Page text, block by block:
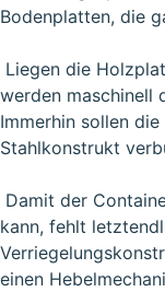
Bodenplatten, die
Liegen die
werden maschinell
Immerhin sollen
Stahlkonstrukt
Damit der
kann, fehlt
einen